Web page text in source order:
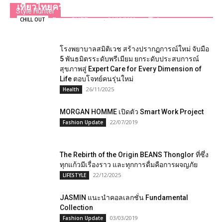
Style Hunter
เที่ยวไทยครั้งที่ 54
CHILL OUT Team GLITZmag - 24/02/2020 0
โรงพยาบาลสมิติเวช สร้างปรากฏการณ์ใหม่ จับมือ
5 พันธมิตรระดับพรีเมียม ยกระดับประสบการณ์
สุขภาพสู่ Expert Care for Every Dimension of
Life ตอบโจทย์คนรุ่นใหม่
Health 26/11/2025
MORGAN HOMME เปิดตัว Smart Work Project
Fashion Update 22/07/2019
The Rebirth of the Origin BEANS Thonglor ที่ซึ่ง
ทุกแก้วมีเรื่องราว และทุกการดื่มคือการผจญภัย
LIFESTYLE 22/12/2025
JASMIN แนะนำคอลเลกชั่น Fundamental
Collection
Fashion Update 03/03/2019